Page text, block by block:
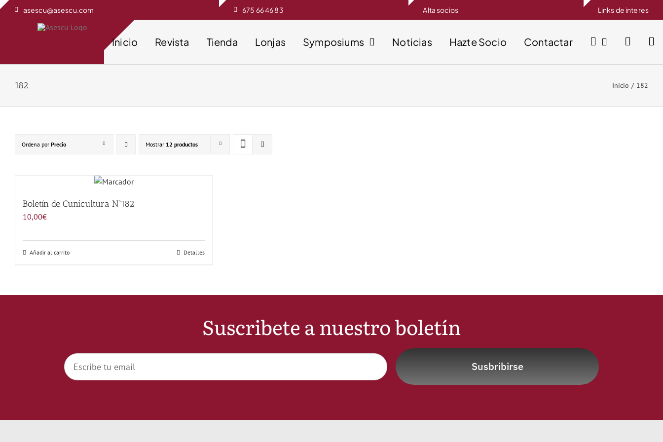
Saltar
asescu@asescu.com 675 66 46 83 Alta socios Links de interes
Inicio Revista Tienda Lonjas Symposiums Noticias Hazte Socio Contactar
182 Inicio 182
Ordena por Precio Mostrar 12 productos
Boletín de Cunicultura Nº182
10,00€
Añadir al carrito Detalles
Suscribete a nuestro boletín
Susbribirse